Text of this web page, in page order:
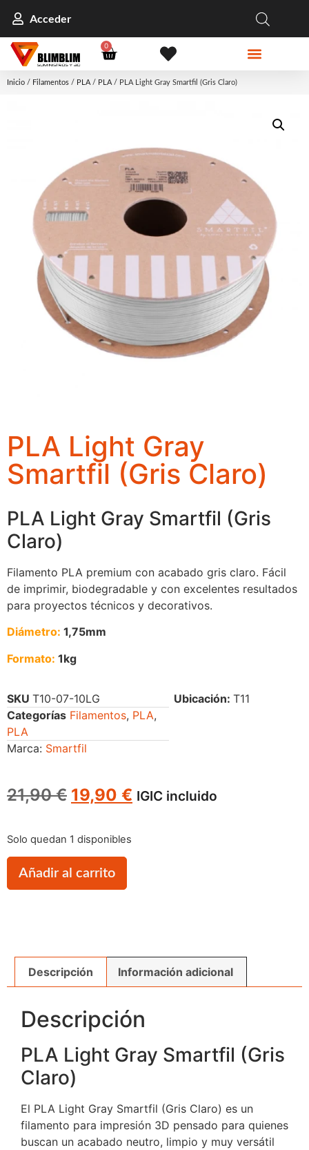
Acceder
0
Inicio / Filamentos / PLA / PLA / PLA Light Gray Smartfil (Gris Claro)
PLA Light Gray
Smartfil (Gris Claro)
PLA Light Gray Smartfil (Gris
Claro)
Filamento PLA premium con acabado gris claro. Fácil
de imprimir, biodegradable y con excelentes resultados
para proyectos técnicos y decorativos.
Diámetro: 1,75mm
Formato: 1kg
SKU T10-07-10LG
Categorías Filamentos, PLA,
PLA
Marca: Smartfil
Ubicación:T11
21,90€ 19,90 € IGIC incluido
Solo quedan 1 disponibles
Añadir al carrito
Descripción Información adicional
Descripción
PLA Light Gray Smartfil (Gris
Claro)
El PLA Light Gray Smartfil (Gris Claro) es un
filamento para impresión 3D pensado para quienes
buscan un acabado neutro, limpio y muy versátil